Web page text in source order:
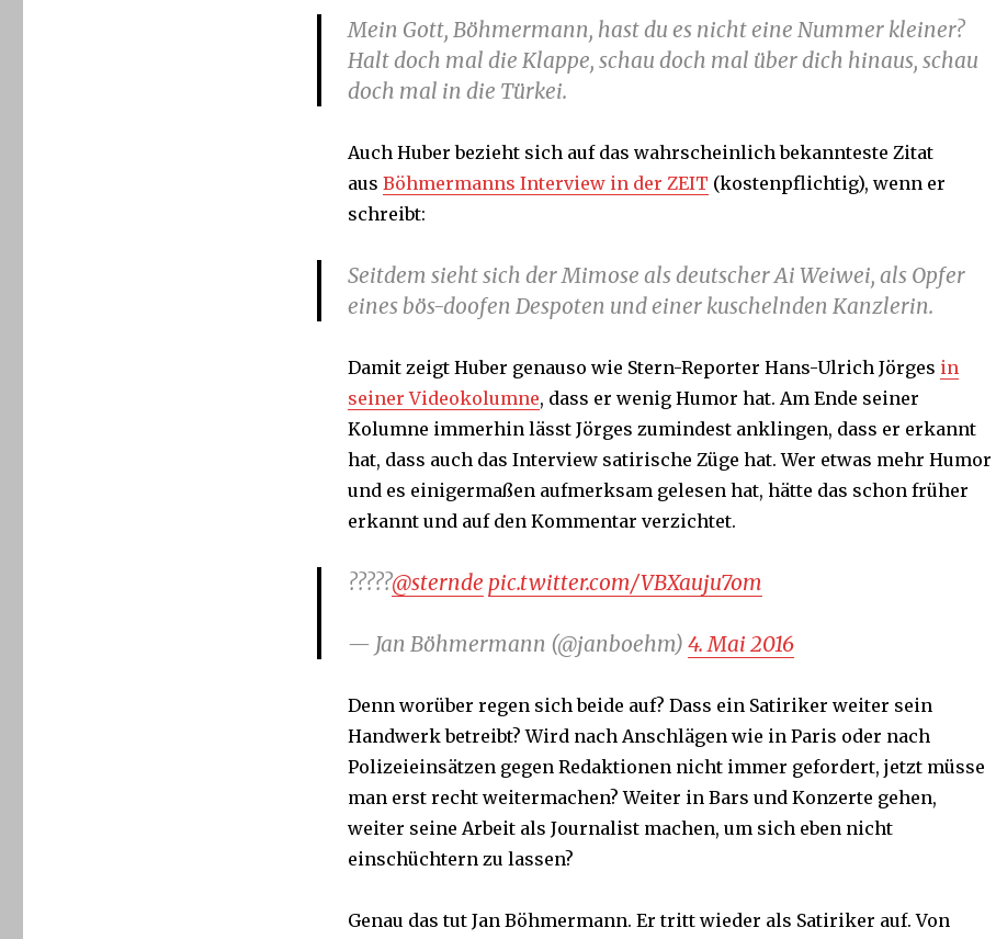
Mein Gott, Böhmermann, hast du es nicht eine Nummer kleiner?
Halt doch mal die Klappe, schau doch mal über dich hinaus, schau
doch mal in die Türkei.
Auch Huber bezieht sich auf das wahrscheinlich bekannteste Zitat
aus Böhmermanns Interview in der ZEIT (kostenpflichtig), wenn er
schreibt:
Seitdem sieht sich der Mimose als deutscher Ai Weiwei, als Opfer
eines bös-doofen Despoten und einer kuschelnden Kanzlerin.
Damit zeigt Huber genauso wie Stern-Reporter Hans-Ulrich Jörges in
seiner Videokolumne, dass er wenig Humor hat. Am Ende seiner
Kolumne immerhin lässt Jörges zumindest anklingen, dass er erkannt
hat, dass auch das Interview satirische Züge hat. Wer etwas mehr Humor
und es einigermaßen aufmerksam gelesen hat, hätte das schon früher
erkannt und auf den Kommentar verzichtet.
?????@sternde pic.twitter.com/VBXauju7om
— Jan Böhmermann (@janboehm) 4. Mai 2016
Denn worüber regen sich beide auf? Dass ein Satiriker weiter sein
Handwerk betreibt? Wird nach Anschlägen wie in Paris oder nach
Polizeieinsätzen gegen Redaktionen nicht immer gefordert, jetzt müsse
man erst recht weitermachen? Weiter in Bars und Konzerte gehen,
weiter seine Arbeit als Journalist machen, um sich eben nicht
einschüchtern zu lassen?
Genau das tut Jan Böhmermann. Er tritt wieder als Satiriker auf. Von